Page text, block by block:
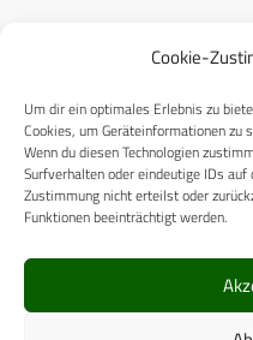
Cookie-
Um dir ein optimales Erlebnis zu
Cookies, um Geräteinformationen zu
Wenn du diesen Technologien
Surfverhalten oder eindeutige IDs
Zustimmung nicht erteilst oder
Funktionen beeinträchtigt werden.
RECHTLICHES
Datenschutzerklärung
Cookie-Richtlinie (EU)